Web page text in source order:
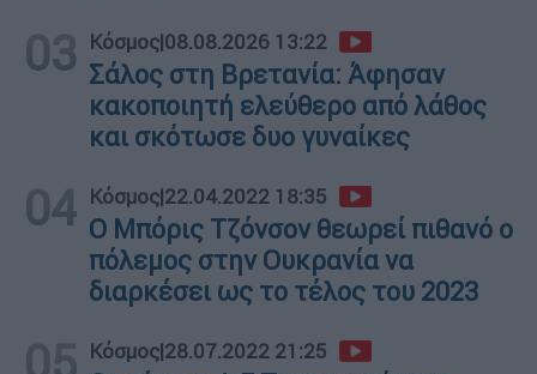
03 Κόσμος|08.08.2026 13:22
Σάλος στη Βρετανία: Άφησαν
κακοποιητή ελεύθερο από λάθος
και σκότωσε δυο γυναίκες
04 Κόσμος|22.04.2022 18:35
Ο Μπόρις Τζόνσον θεωρεί πιθανό ο
πόλεμος στην Ουκρανία να
διαρκέσει ως το τέλος του 2023
Κόσμος|28.07.2022 21:25